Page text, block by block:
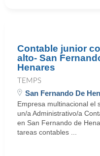
Contable junior
alto- San
Henares
TEMPS
San Fernando De
Empresa multinacional el
un/a Administrativo/a
en San Fernando de
tareas contables ...